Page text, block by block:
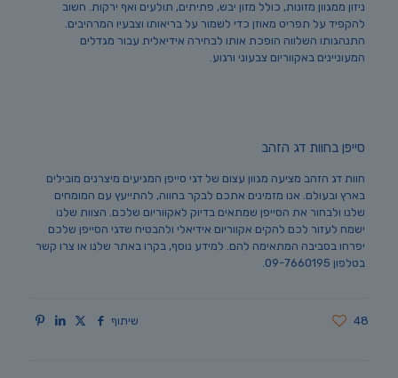
ניזון ממגוון מזונות, כולל מזון יבש, פתיתים, תולעים ואף ירקות. חשוב
להקפיד על תפריט מאוזן כדי לשמור על בריאותו וצבעיו המרהיבים.
התנהגותו השלווה הופכת אותו לבחירה אידיאלית עבור מגדלים
המעוניינים באקווריום צבעוני ורגוע.
סייפן בחוות דג הזהב
חוות דג הזהב מציעה מגוון עצום של דגי סייפן המגיעים מיצרנים מובילים
בארץ ובעולם. אנו מזמינים אתכם לבקר בחווה, להתייעץ עם המומחים
שלנו ולבחור את הסייפן שמתאים בדיוק לאקווריום שלכם. הצוות שלנו
ישמח לעזור לכם להקים אקווריום אידיאלי ולהבטיח שדגי הסייפן שלכם
יפרחו בסביבה המתאימה להם. למידע נוסף, בקרו באתר שלנו או צרו קשר
בטלפון 09-7660195.
שיתוף 48